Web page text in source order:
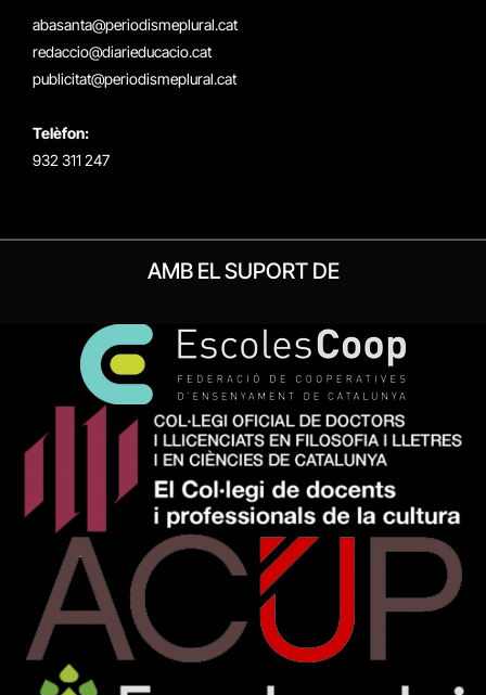
abasanta@periodismeplural.cat
redaccio@diarieducacio.cat
publicitat@periodismeplural.cat
Telèfon:
932 311 247
AMB EL SUPORT DE